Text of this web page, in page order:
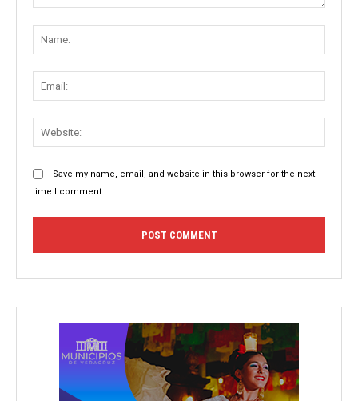
Save my name, email, and website in this browser for the next
time I comment.